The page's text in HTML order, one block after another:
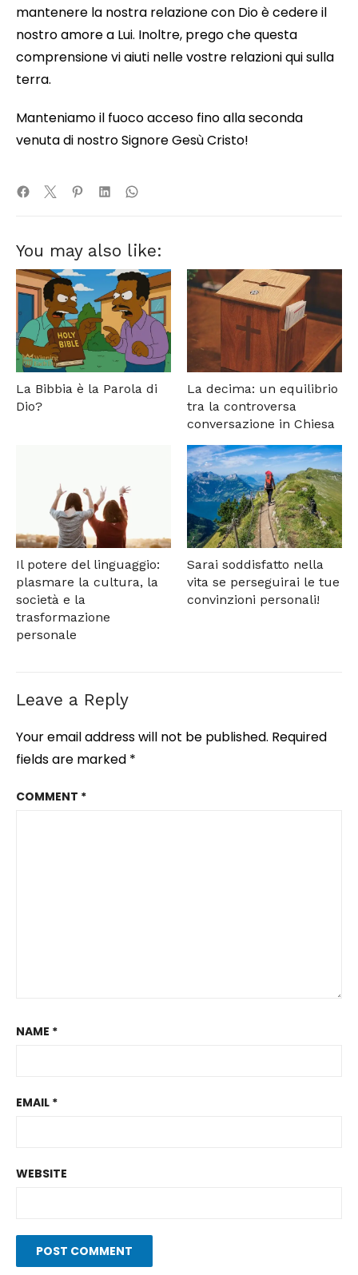
mantenere la nostra relazione con Dio è cedere il
nostro amore a Lui. Inoltre, prego che questa
comprensione vi aiuti nelle vostre relazioni qui sulla
terra.
Manteniamo il fuoco acceso fino alla seconda
venuta di nostro Signore Gesù Cristo!
You may also like:
La Bibbia è la Parola di
Dio?
La decima: un equilibrio
tra la controversa
conversazione in Chiesa
Il potere del linguaggio:
plasmare la cultura, la
società e la
trasformazione
personale
Sarai soddisfatto nella
vita se perseguirai le tue
convinzioni personali!
Leave a Reply
Your email address will not be published. Required
fields are marked *
COMMENT *
NAME *
EMAIL *
WEBSITE